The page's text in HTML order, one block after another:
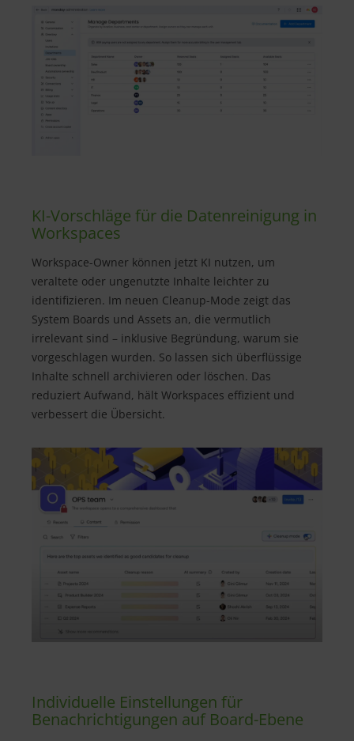
KI-Vorschläge für die Datenreinigung in
Workspaces
Workspace-Owner können jetzt KI nutzen, um
veraltete oder ungenutzte Inhalte leichter zu
identifizieren. Im neuen Cleanup-Mode zeigt das
System Boards und Assets an, die vermutlich
irrelevant sind – inklusive Begründung, warum sie
vorgeschlagen wurden. So lassen sich überflüssige
Inhalte schnell archivieren oder löschen. Das
reduziert Aufwand, hält Workspaces effizient und
verbessert die Übersicht.
Individuelle Einstellungen für
Benachrichtigungen auf Board-Ebene